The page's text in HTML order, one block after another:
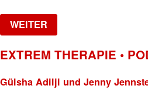
WEITER
EXTREM THERAPIE •
Gülsha Adilji und Jenny